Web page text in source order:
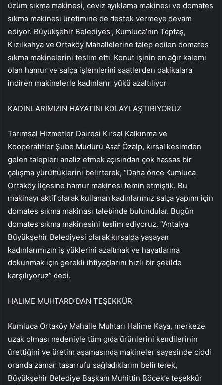
üzüm sıkma makinesi, ceviz ayıklama makinesi ve domates
sıkma makinesi üretimine de destek vermeye devam
ediyor. Büyükşehir Belediyesi, Kumluca’nın Toptaş,
Kızılkahya ve Ortaköy Mahallelerine talep edilen domates
sıkma makinelerini teslim etti. Konut işinin en ağır kalemi
olan hamur ve salça işlemlerini saatlerden dakikalara
indiren makinelerle kadınların yükü azaltılıyor.
KADINLARIMIZIN HAYATINI KOLAYLAŞTIRIYORUZ
Tarımsal Hizmetler Dairesi Kırsal Kalkınma ve
Kooperatifler Şube Müdürü Asaf Özalp, kırsal kesimden
gelen talepleri analiz etmek açısından çok hassas bir
çalışma yürüttüklerini belirterek, “Daha önce Kumluca
Ortaköy İlçesine hamur makinesi temin etmiştik. Bu
makinayı aktif olarak kullanan kadınlarımız salça yapımı için
domates sıkma makinası talebinde bulundular. Bugün
domates sıkma makinesini teslim ediyoruz. “Antalya
Büyükşehir Belediyesi olarak kırsalda yaşayan
kadınlarımızın iş yüklerini azaltmak ve hayatlarına
dokunmak için gerekli ihtiyaçlarını hızlı bir şekilde
karşılıyoruz” dedi.
HALIME MUHTARD’DAN TEŞEKKÜR
Kumluca Ortaköy Mahalle Muhtarı Halime Kaya, merkeze
uzak olması nedeniyle tüm gıda ürünlerini kendilerinin
ürettiğini ve üretim aşamasında makineler sayesinde ciddi
oranda zaman tasarrufu sağladıklarını belirterek,
Büyükşehir Belediye Başkanı Muhittin Böcek’e teşekkür